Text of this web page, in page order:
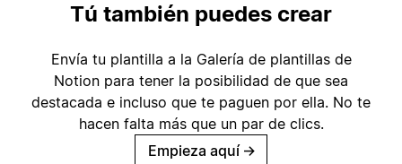
Tú también puedes crear
Envía tu plantilla a la Galería de plantillas de
Notion para tener la posibilidad de que sea
destacada e incluso que te paguen por ella. No te
hacen falta más que un par de clics.
Empieza aquí →